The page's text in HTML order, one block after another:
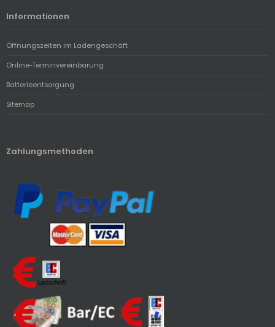
Informationen
Öffnungszeiten im Ladengeschäft
Online-Terminvereinbarung
Batterieentsorgung
Sitemap
Zahlungsmethoden